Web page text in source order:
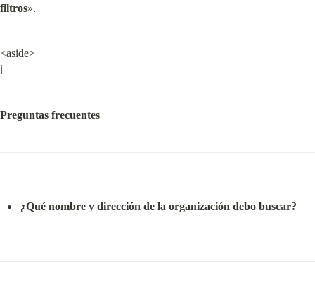
filtros».
<aside>
ℹ️
Preguntas frecuentes
¿Qué nombre y dirección de la organización debo buscar?